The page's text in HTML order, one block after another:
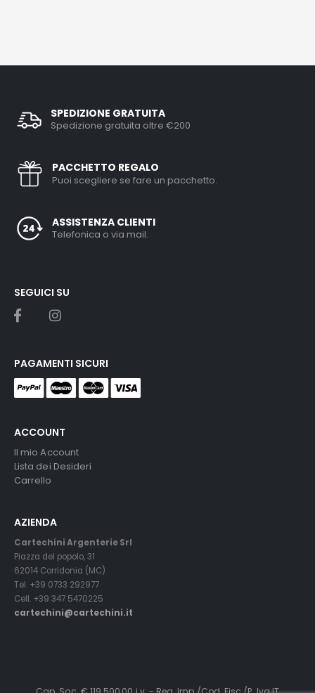
SPEDIZIONE GRATUITA
Spedizione gratuita oltre €200
PACCHETTO REGALO
Puoi scegliere se fare un pacchetto.
ASSISTENZA CLIENTI
Telefonica o via mail.
ACCOUNT
Il mio Account
Lista dei Desideri
Carrello
AZIENDA
Cartechini Argenterie Srl
Piazza del popolo, 31
62014 Corridonia (MC)
Tel. +39 0733 292977
Cell. +39 347 5470225
cartechini@cartechini.it
SEGUICI SU
PAGAMENTI SICURI